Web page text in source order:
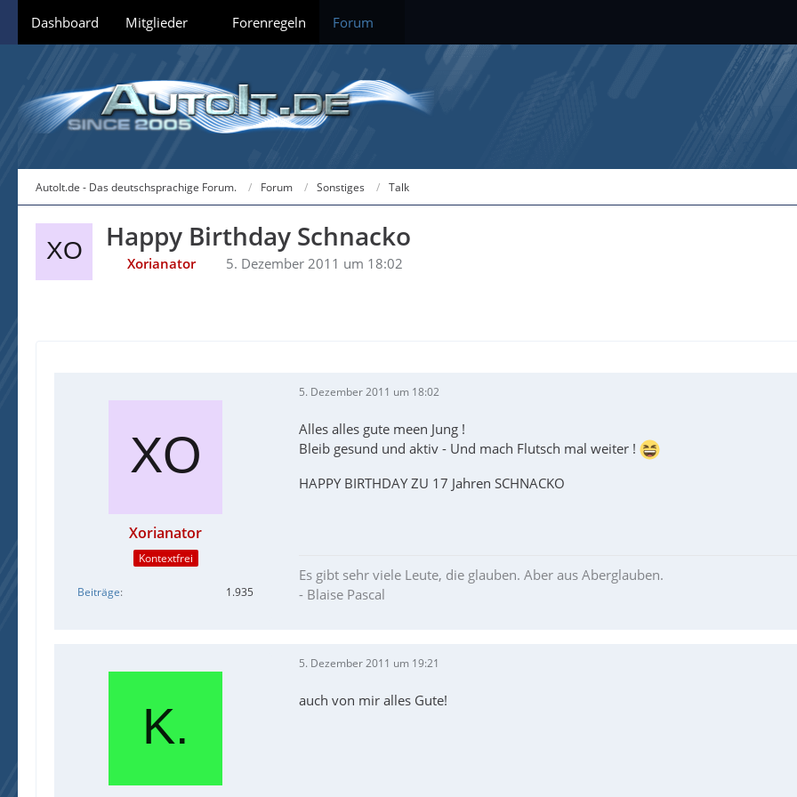
Dashboard Mitglieder Forenregeln Forum
AutoIt.de - Das deutschsprachige Forum. Forum Sonstiges Talk
Happy Birthday Schnacko
Xorianator 5. Dezember 2011 um 18:02
Xorianator
Kontextfrei
Beiträge 1.935
5. Dezember 2011 um 18:02
Alles alles gute meen Jung !
Bleib gesund und aktiv - Und mach Flutsch mal weiter !
HAPPY BIRTHDAY ZU 17 Jahren SCHNACKO
Es gibt sehr viele Leute, die glauben. Aber aus Aberglauben.
- Blaise Pascal
5. Dezember 2011 um 19:21
auch von mir alles Gute!